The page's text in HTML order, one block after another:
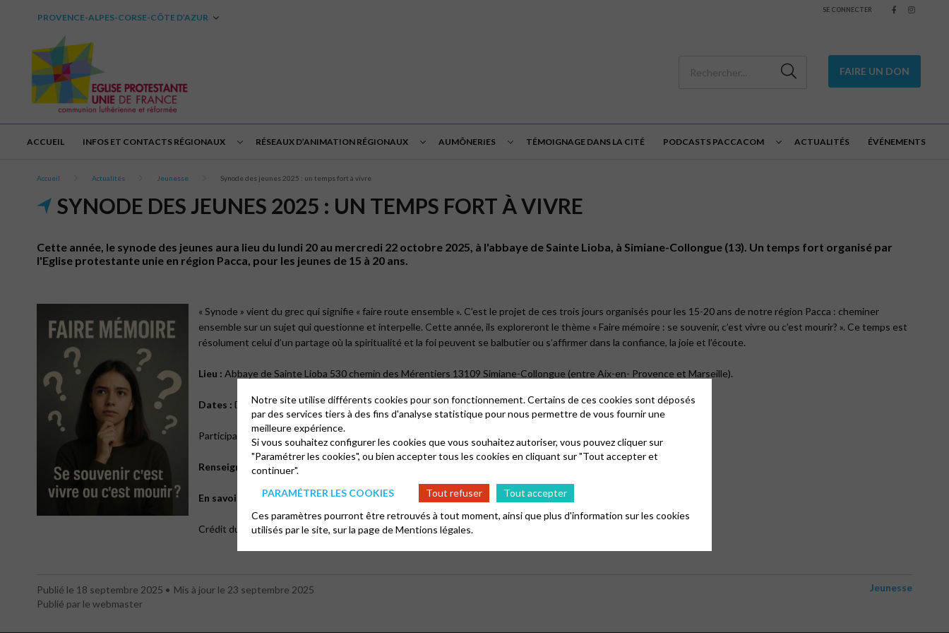
PROVENCE-ALPES-CORSE-CÔTE D’AZUR
SE CONNECTER
FAIRE UN DON
ACCUEIL INFOS ET CONTACTS RÉGIONAUX RÉSEAUX D’ANIMATION RÉGIONAUX AUMÔNERIES TÉMOIGNAGE DANS LA CITÉ PODCASTS PACCACOM ACTUALITÉS ÉVÉNEMENTS
Accueil Actualités Jeunesse Synode des jeunes 2025 : un temps fort à vivre
SYNODE DES JEUNES 2025 : UN TEMPS FORT À VIVRE
Cette année, le synode des jeunes aura lieu du lundi 20 au mercredi 22 octobre 2025, à l'abbaye de Sainte Lioba, à Simiane-Collongue (13). Un temps fort organisé par
l'Eglise protestante unie en région Pacca, pour les jeunes de 15 à 20 ans.
« Synode » vient du grec qui signifie « faire route ensemble ». C’est le projet de ces trois jours organisés pour les 15-20 ans de notre région Pacca : cheminer
ensemble sur un sujet qui questionne et interpelle. Cette année, ils exploreront le thème « Faire mémoire : se souvenir, c’est vivre ou c’est mourir? ». Ce temps est
résolument celui d’un partage où la spiritualité et la foi peuvent se balbutier ou s’affirmer dans la confiance, la joie et l’écoute.
Lieu : Abbaye de Sainte Lioba 530 chemin des Mérentiers 13109 Simiane-Collongue (entre Aix-en- Provence et Marseille).
Dates : Du lundi 20 octobre 14 h au mercredi 22 octobre 15 h.
Participation gratuite (prise en charge par la région), frais de transport à la charge des participants.
Renseignements :Nathalie Kalpakdjian 04 91 17 06 40 nathalie.kalpakdjian@epudf.org
En savoir plus :Plaquette synode des jeunes 2025
Crédit du visuel du synode des jeunes : EPU-PACCA.
Publié le 18 septembre 2025
Mis à jour le 23 septembre 2025
Publié par le webmaster
Jeunesse
Notre site utilise différents cookies pour son fonctionnement. Certains de ces cookies sont déposés
par des services tiers à des fins d'analyse statistique pour nous permettre de vous fournir une
meilleure expérience.
Si vous souhaitez configurer les cookies que vous souhaitez autoriser, vous pouvez cliquer sur
"Paramétrer les cookies", ou bien accepter tous les cookies en cliquant sur "Tout accepter et
continuer".
PARAMÉTRER LES COOKIES
Tout refuser
Tout accepter
Ces paramètres pourront être retrouvés à tout moment, ainsi que plus d'information sur les cookies
utilisés par le site, sur la page deMentions légales.